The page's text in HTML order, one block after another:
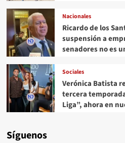
Nacionales
Ricardo de los
suspensión a
senadores no es
Sociales
Verónica Batista
tercera
Liga”, ahora en
Síguenos